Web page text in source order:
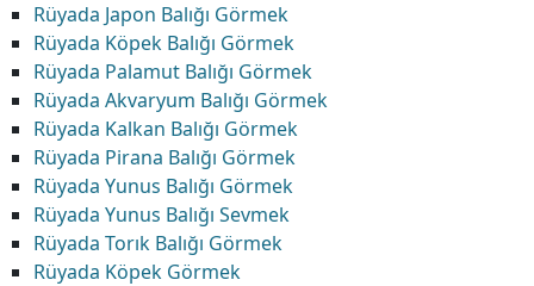
Rüyada Japon Balığı Görmek
Rüyada Köpek Balığı Görmek
Rüyada Palamut Balığı Görmek
Rüyada Akvaryum Balığı Görmek
Rüyada Kalkan Balığı Görmek
Rüyada Pirana Balığı Görmek
Rüyada Yunus Balığı Görmek
Rüyada Yunus Balığı Sevmek
Rüyada Torık Balığı Görmek
Rüyada Köpek Görmek